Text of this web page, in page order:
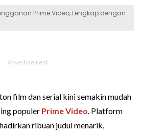
Prime Video, Lengkap dengan
film dan serial kini semakin mudah
populer Prime Video. Platform
ribuan judul menarik,